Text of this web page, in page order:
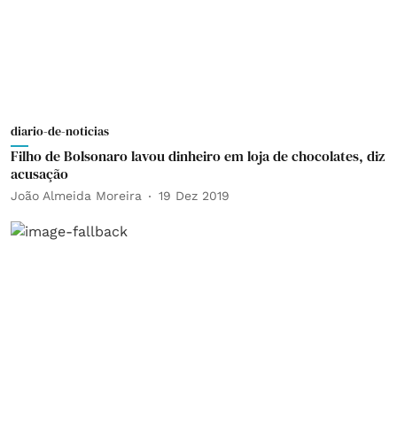
diario-de-noticias
Filho de Bolsonaro lavou dinheiro em loja de chocolates, diz
acusação
João Almeida Moreira 19 Dez 2019